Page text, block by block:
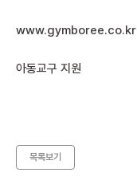
www.gymboree.co.kr
아동교구 지원
목록보기